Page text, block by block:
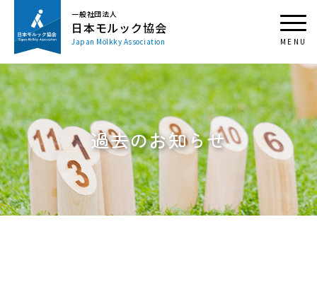
一般社団法人
日本モルック協会
Japan Mölkky Association
過去のお知らせ